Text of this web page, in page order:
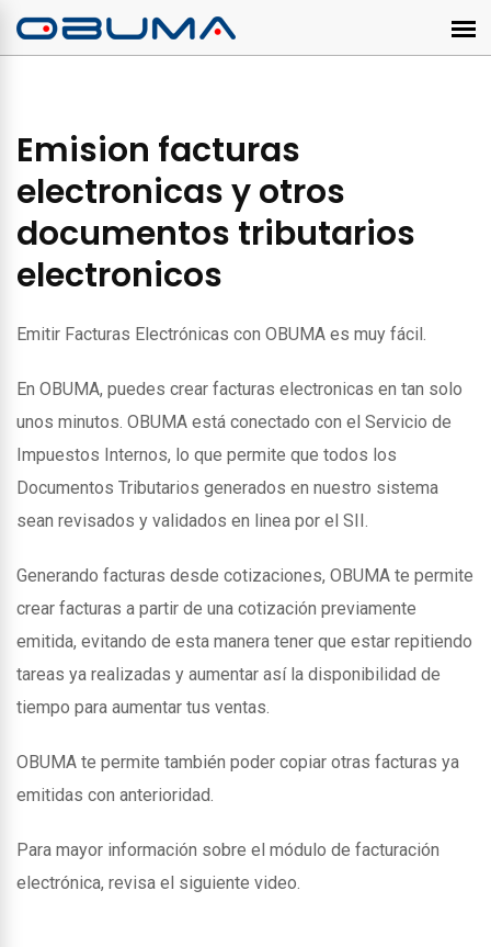
Emision facturas
electronicas y otros
documentos tributarios
electronicos
Emitir Facturas Electrónicas con OBUMA es muy fácil.
En OBUMA, puedes crear facturas electronicas en tan solo
unos minutos. OBUMA está conectado con el Servicio de
Impuestos Internos, lo que permite que todos los
Documentos Tributarios generados en nuestro sistema
sean revisados y validados en linea por el SII.
Generando facturas desde cotizaciones, OBUMA te permite
crear facturas a partir de una cotización previamente
emitida, evitando de esta manera tener que estar repitiendo
tareas ya realizadas y aumentar así la disponibilidad de
tiempo para aumentar tus ventas.
OBUMA te permite también poder copiar otras facturas ya
emitidas con anterioridad.
Para mayor información sobre el módulo de facturación
electrónica, revisa el siguiente video.